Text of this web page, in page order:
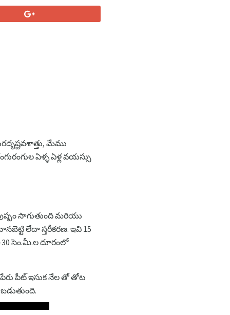
మేము
ఏళ్ళ ఏళ్ల వయస్సు
సాగుతుంది మరియు
లేదా స్తరీకరణ. ఇవి 15
సెం.మీ.ల దూరంలో
పీట్ ఇసుక నేల తో తోట